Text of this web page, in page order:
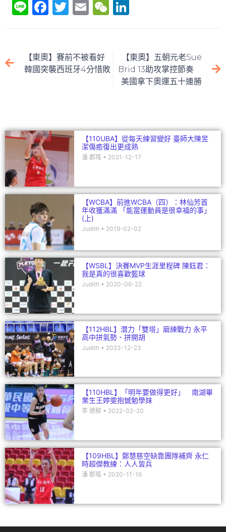
Li F
e
b
T
er
E
l
W
at
e
dI
n
【東奧】賽前不被看好
韓國突襲西班牙4分惜敗
【東奧】五朝元老Sue
Brid 13助攻掌控節奏
美國拿下奧運五十連勝
【110UBA】從每天練習變好 臺師大陳昱
潔傷癒復出更成熟
潘 郡瑤 2021-12-17
【WCBA】前進WCBA（四）：林仙芳首
年收獲滿滿 「能當運動員是很幸福的事」
(上)
Judith 2019-02-02
【WSBL】決賽MVP生涯里程碑 陳鈺君：
我是真的很喜歡籃球
Judith 2020-06-22
【112HBL】潛力「雙塔」磨練戰力 永平
高中拼氣勢、拼開胡
Judith 2023-12-23
【110HBL】「明年要做得更好」 南湖畢
業生王婷雯抱憾勉學妹
李 德郁 2022-02-20
【109HBL】鄭慧慈空缺靠團隊補齊 永仁
時超傑教練：人人皆兵
潘 郡瑤 2020-11-16